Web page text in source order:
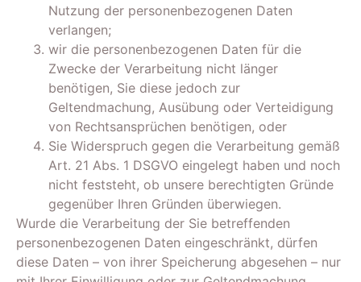
Nutzung der personenbezogenen Daten
verlangen;
wir die personenbezogenen Daten für die
Zwecke der Verarbeitung nicht länger
benötigen, Sie diese jedoch zur
Geltendmachung, Ausübung oder Verteidigung
von Rechtsansprüchen benötigen, oder
Sie Widerspruch gegen die Verarbeitung gemäß
Art. 21 Abs. 1 DSGVO eingelegt haben und noch
nicht feststeht, ob unsere berechtigten Gründe
gegenüber Ihren Gründen überwiegen.
Wurde die Verarbeitung der Sie betreffenden
personenbezogenen Daten eingeschränkt, dürfen
diese Daten – von ihrer Speicherung abgesehen – nur